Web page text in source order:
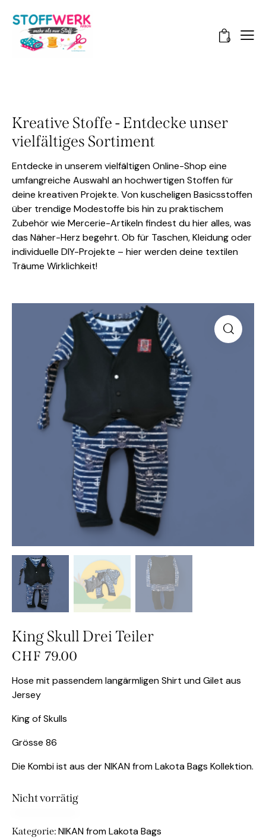
0
Kreative Stoffe - Entdecke unser
vielfältiges Sortiment
Entdecke in unserem vielfältigen Online-Shop eine
umfangreiche Auswahl an hochwertigen Stoffen für
deine kreativen Projekte. Von kuscheligen Basicsstoffen
über trendige Modestoffe bis hin zu praktischem
Zubehör wie Mercerie-Artikeln findest du hier alles, was
das Näher-Herz begehrt. Ob für Taschen, Kleidung oder
individuelle DIY-Projekte – hier werden deine textilen
Träume Wirklichkeit!
King Skull Drei Teiler
CHF 79.00
Hose mit passendem langärmligen Shirt und Gilet aus
Jersey
King of Skulls
Grösse 86
Die Kombi ist aus der NIKAN from Lakota Bags Kollektion.
Nicht vorrätig
Kategorie: NIKAN from Lakota Bags